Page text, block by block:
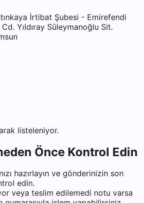
İrtibat Şubesi - Emirefendi
Yıldıray Süleymanoğlu Sit.
listeleniyor.
Önce Kontrol Edin
hazırlayın ve gönderinizin son
edin.
veya teslim edilemedi notu varsa